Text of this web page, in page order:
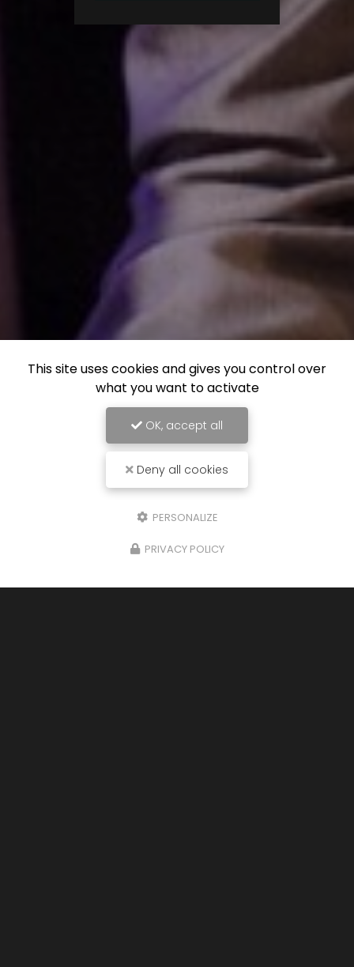
This site uses cookies and gives you control over
what you want to activate
OK, accept all
Deny all cookies
PERSONALIZE
PRIVACY POLICY